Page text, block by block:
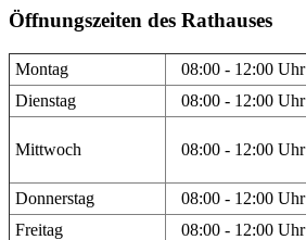
Öffnungszeiten des Rathauses
Montag 08:00 - 12:00 Uhr
Dienstag
08:00 - 12:00 Uhr
Mittwoch 08:00 - 12:00 Uhr
Donnerstag 08:00 - 12:00 Uhr
Freitag
08:00 - 12:00 Uhr